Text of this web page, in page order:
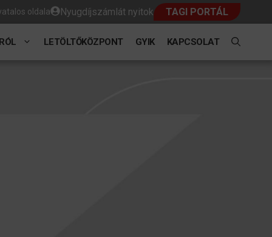
oldala Nyugdíjszámlát nyitok TAGI PORTÁL
LETÖLTŐKÖZPONT GYIK KAPCSOLAT